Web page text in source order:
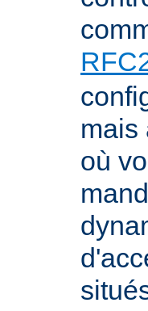
mais
où